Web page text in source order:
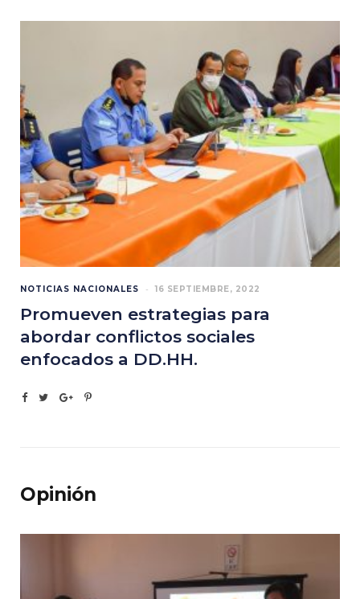
NOTICIAS NACIONALES 16 SEPTIEMBRE, 2022
Promueven estrategias para
abordar conflictos sociales
enfocados a DD.HH.
Opinión